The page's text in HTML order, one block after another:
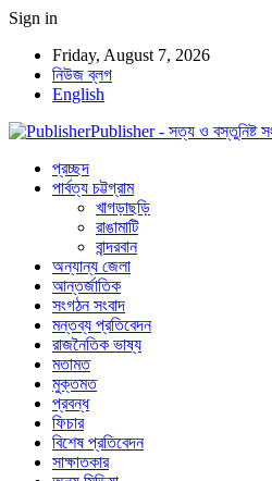
Sign in
Friday, August 7, 2026
নিউজ ব্লগ
English
Publisher - সত্য ও বস্তুনিষ্ট
প্রচ্ছদ
পার্বত্য চট্টগ্রাম
খাগড়াছড়ি
রাঙামাটি
বান্দরবান
অন্যান্য জেলা
আন্তর্জাতিক
সংগঠন সংবাদ
মন্তব্য প্রতিবেদন
রাজনৈতিক ভাষ্য
মতামত
মুক্তমত
প্রবন্ধ
ফিচার
বিশেষ প্রতিবেদন
সাক্ষাতকার